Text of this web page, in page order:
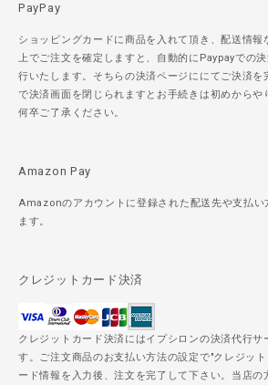
PayPay
ショッピングカードに商品を入れて頂き、配送情報
上でご注文を確定しますと、自動的にPaypayでの
行いたします。そちらの決済ページににてご決済を
で決済画面を閉じられますとお手続きは初めからや
何卒ご了承ください。
Amazon Pay
Amazonのアカウントに登録された配送先や支払い
ます。
クレジットカード決済
クレジットカード決済にはイプシロンの決済代行サ
す。ご注文商品のお支払い方法の設定で"クレジッ
ード情報を入力後、注文を完了して下さい。当店の